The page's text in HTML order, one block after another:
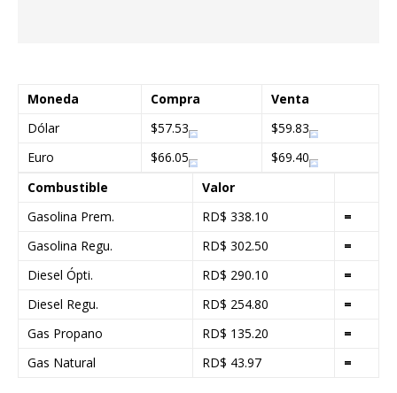
Moneda Compra
Venta
Dólar
$57.53
$59.83
Euro
$66.05
$69.40
Combustible
Valor
Gasolina Prem.
RD$ 338.10
=
Gasolina Regu.
RD$ 302.50
=
Diesel Ópti.
RD$ 290.10
=
Diesel Regu.
RD$ 254.80
=
Gas Propano
RD$ 135.20
=
Gas Natural
RD$ 43.97 =